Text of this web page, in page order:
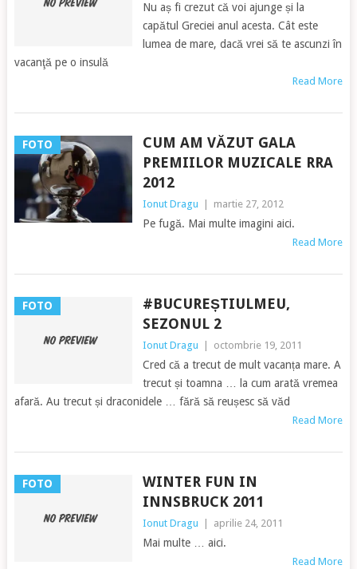
Nu aș fi crezut că voi ajunge și la
capătul Greciei anul acesta. Cât este
lumea de mare, dacă vrei să te ascunzi în
vacanţă pe o insulă
Read More
FOTO
CUM AM VĂZUT GALA
PREMIILOR MUZICALE RRA
2012
Ionut Dragu martie 27, 2012
Pe fugă. Mai multe imagini aici.
Read More
FOTO
#BUCUREȘTIULMEU,
SEZONUL 2
Ionut Dragu octombrie 19, 2011
Cred că a trecut de mult vacanța mare. A
trecut și toamna … la cum arată vremea
afară. Au trecut și draconidele … fără să reușesc să văd
Read More
FOTO
WINTER FUN IN
INNSBRUCK 2011
Ionut Dragu aprilie 24, 2011
Mai multe … aici.
Read More